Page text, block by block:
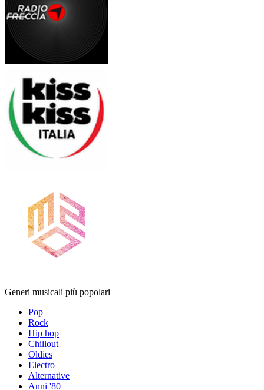
Generi musicali più popolari
Pop
Rock
Hip hop
Chillout
Oldies
Electro
Alternative
Anni '80